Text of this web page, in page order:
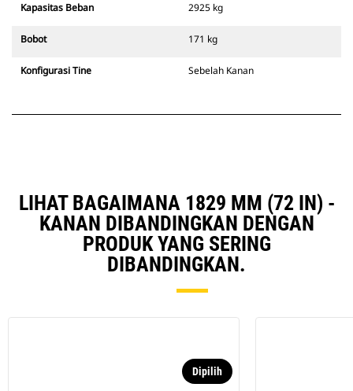
Kapasitas Beban 2925 kg
Bobot 171 kg
Konfigurasi Tine Sebelah Kanan
LIHAT BAGAIMANA 1829 MM (72 IN) -
KANAN DIBANDINGKAN DENGAN
PRODUK YANG SERING
DIBANDINGKAN.
Dipilih